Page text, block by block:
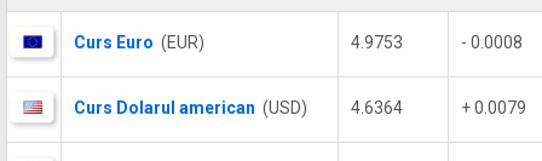
Curs Euro (EUR) 4.9753 - 0.0008
Curs Dolarul american (USD) 4.6364 + 0.0079